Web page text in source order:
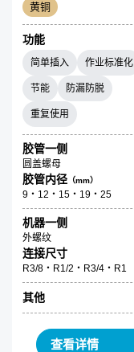
黄铜
功能
简单插入 作业标准化
节能 防漏防脱
重复使用
胶管一侧
圆盖螺母
胶管内径（mm）
9・12・15・19・25
机器一侧
外螺纹
连接尺寸
R3/8・R1/2・R3/4・R1
其他
查看详情